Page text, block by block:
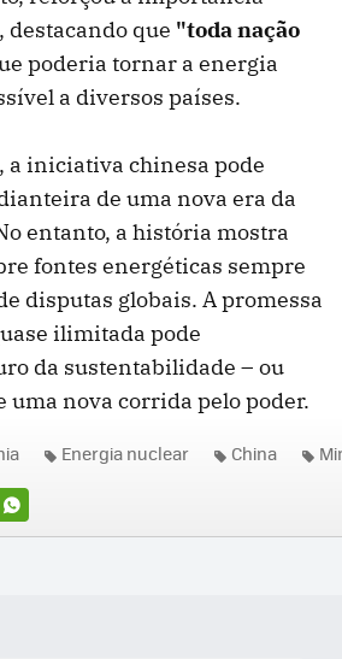
destacando que "toda nação
poderia tornar a energia
a diversos países.
a iniciativa chinesa pode
de uma nova era da
entanto, a história mostra
fontes energéticas sempre
disputas globais. A promessa
ilimitada pode
da sustentabilidade – ou
uma nova corrida pelo poder.
Energia nuclear China